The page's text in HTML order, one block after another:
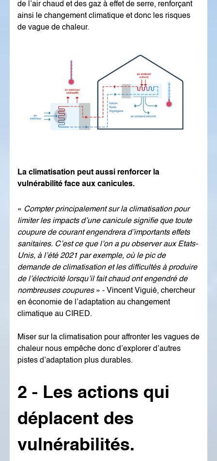
de l’air chaud et des gaz à effet de serre, renforçant
ainsi le changement climatique et donc les risques
de vague de chaleur.
La climatisation peut aussi renforcer la
vulnérabilité face aux canicules.
« Compter principalement sur la climatisation pour
limiter les impacts d’une canicule signifie que toute
coupure de courant engendrera d’importants effets
sanitaires. C’est ce que l’on a pu observer aux Etats-
Unis, à l’été 2021 par exemple, où le pic de
demande de climatisation et les difficultés à produire
de l’électricité lorsqu’il fait chaud ont engendré de
nombreuses coupures» - Vincent Viguié, chercheur
en économie de l’adaptation au changement
climatique au CIRED.
Miser sur la climatisation pour affronter les vagues de
chaleur nous empêche donc d’explorer d’autres
pistes d’adaptation plus durables.
2 - Les actions qui
déplacent des
vulnérabilités.